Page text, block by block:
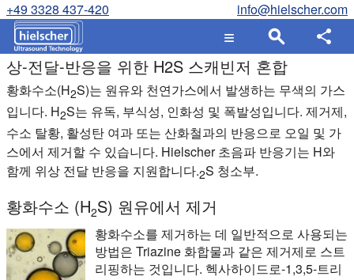
+49 3328 437-420 info@hielscher.com
상-전달-반응을 위한 H2S 스캐빈저 혼합
황화수소(H2S)는 원유와 천연가스에서 발생하는 무색의 가스
입니다. H2S는 유독, 부식성, 인화성 및 폭발성입니다. 제거제,
수소 탈황, 활성탄 여과 또는 산화철과의 반응으로 오일 및 가
스에서 제거할 수 있습니다. Hielscher 초음파 반응기는 H와
함께 위상 전달 반응을 지원합니다.2S 청소부.
황화수소 (H2S) 원유에서 제거
황화수소를 제거하는 데 일반적으로 사용되는
방법은 Triazine 화합물과 같은 제거제로 스트
리핑하는 것입니다. 헥사하이드로-1,3,5-트리